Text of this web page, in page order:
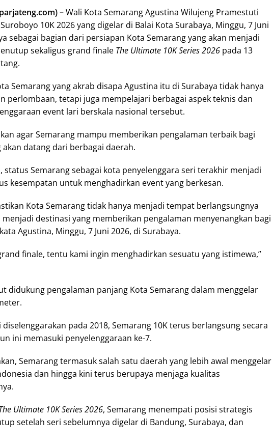
–Wali Kota Semarang Agustina Wilujeng Pramestuti
10K 2026 yang digelar di Balai Kota Surabaya, Minggu, 7 Juni
sebagai bagian dari persiapan Kota Semarang yang akan menjadi
sekaligus grand finale The Ultimate 10K Series 2026 pada 13
Semarang yang akrab disapa Agustina itu di Surabaya tidak hanya
perlombaan, tetapi juga mempelajari berbagai aspek teknis dan
event lari berskala nasional tersebut.
agar Semarang mampu memberikan pengalaman terbaik bagi
datang dari berbagai daerah.
status Semarang sebagai kota penyelenggara seri terakhir menjadi
kesempatan untuk menghadirkan event yang berkesan.
Kota Semarang tidak hanya menjadi tempat berlangsungnya
destinasi yang memberikan pengalaman menyenangkan bagi
Agustina, Minggu, 7 Juni 2026, di Surabaya.
finale, tentu kami ingin menghadirkan sesuatu yang istimewa,”
didukung pengalaman panjang Kota Semarang dalam menggelar
pada 2018, Semarang 10K terus berlangsung secara
ini memasuki penyelenggaraan ke-7.
Semarang termasuk salah satu daerah yang lebih awal menggelar
dan hingga kini terus berupaya menjaga kualitas
Ultimate 10K Series 2026, Semarang menempati posisi strategis
setelah seri sebelumnya digelar di Bandung, Surabaya, dan